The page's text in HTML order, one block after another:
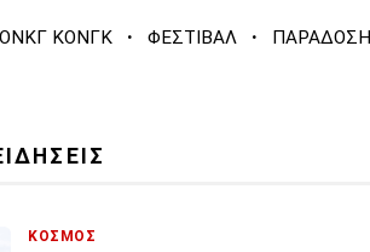
ΚΟΝΓΚ · ΦΕΣΤΙΒΑΛ · ΠΑΡΑΔΟΣΗ
ΚΟΣΜΟΣ